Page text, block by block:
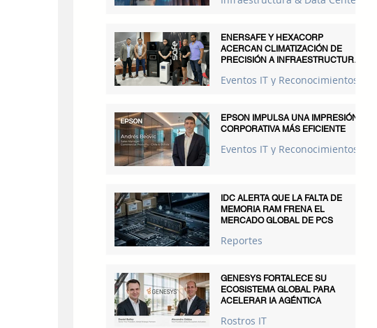
ENERSAFE Y HEXACORP
ACERCAN CLIMATIZACIÓN DE
PRECISIÓN A INFRAESTRUCTURAS
Eventos IT y Reconocimientos
EPSON IMPULSA UNA IMPRESIÓN
CORPORATIVA MÁS EFICIENTE
Eventos IT y Reconocimientos
IDC ALERTA QUE LA FALTA DE
MEMORIA RAM FRENA EL
MERCADO GLOBAL DE PCS
Reportes
GENESYS FORTALECE SU
ECOSISTEMA GLOBAL PARA
ACELERAR IA AGÉNTICA
Rostros IT